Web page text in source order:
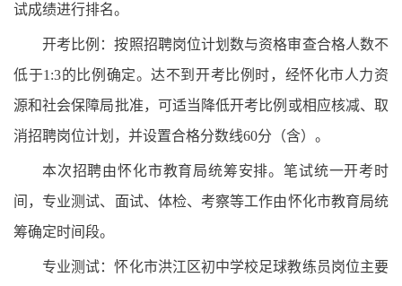
试成绩进行排名。
开考比例：按照招聘岗位计划数与资格审查合格人数不
低于1:3的比例确定。达不到开考比例时，经怀化市人力资
源和社会保障局批准，可适当降低开考比例或相应核减、取
消招聘岗位计划，并设置合格分数线60分（含）。
本次招聘由怀化市教育局统筹安排。笔试统一开考时
间，专业测试、面试、体检、考察等工作由怀化市教育局统
筹确定时间段。
专业测试：怀化市洪江区初中学校足球教练员岗位主要